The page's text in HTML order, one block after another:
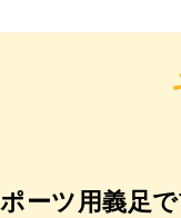
ーツ用義足